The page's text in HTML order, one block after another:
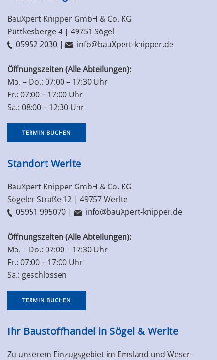
BauXpert Knipper GmbH & Co. KG
Püttkesberge 4 | 49751 Sögel
05952 2030 | info@bauXpert-knipper.de
Öffnungszeiten (Alle Abteilungen):
Mo. – Do.: 07:00 – 17:30 Uhr
Fr.: 07:00 – 17:00 Uhr
Sa.: 08:00 – 12:30 Uhr
TERMIN BUCHEN
Standort Werlte
BauXpert Knipper GmbH & Co. KG
Sögeler Straße 12 | 49757 Werlte
05951 995070 | info@bauXpert-knipper.de
Öffnungszeiten (Alle Abteilungen):
Mo. – Do.: 07:00 – 17:30 Uhr
Fr.: 07:00 – 17:00 Uhr
Sa.: geschlossen
TERMIN BUCHEN
Ihr Baustoffhandel in Sögel & Werlte
Zu unserem Einzugsgebiet im Emsland und Weser-